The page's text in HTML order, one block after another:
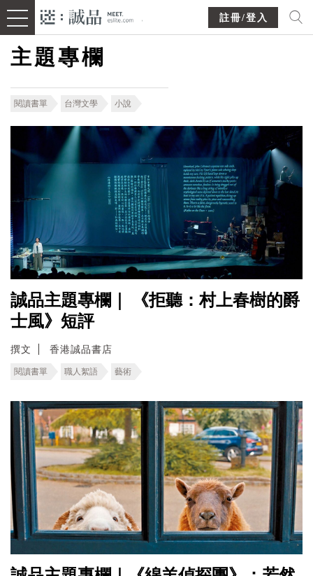
註冊/登入
主題專欄
閱讀書單 台灣文學 小說
誠品主題專欄｜ 《拒聽：村上春樹的爵
士風》短評
撰文 香港誠品書店
閱讀書單 職人絮語 藝術